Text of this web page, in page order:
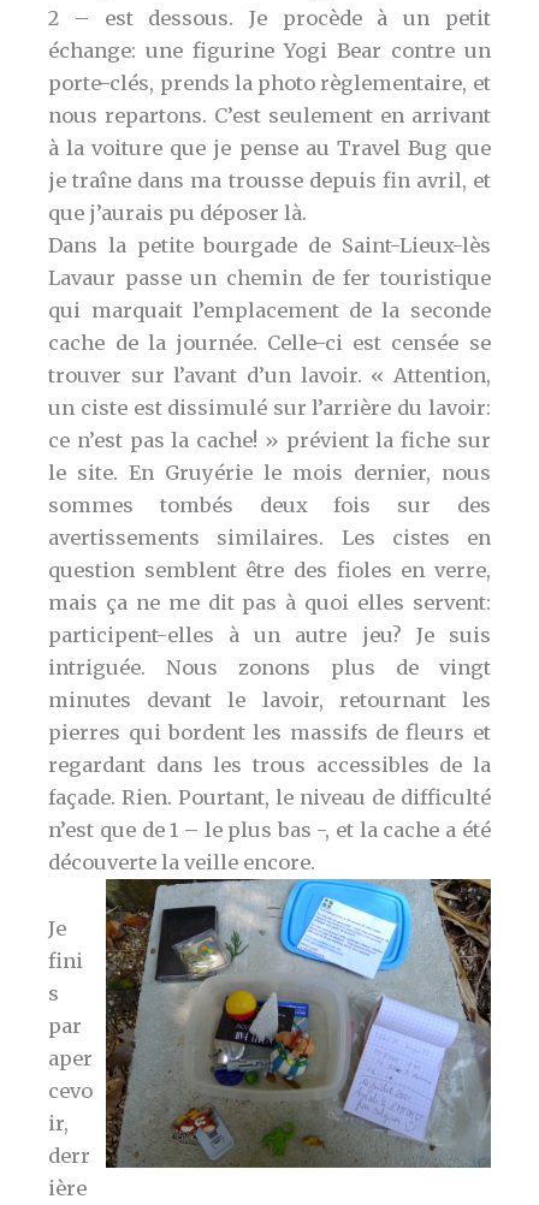
2 – est dessous. Je procède à un petit
échange: une figurine Yogi Bear contre un
porte-clés, prends la photo règlementaire, et
nous repartons. C’est seulement en arrivant
à la voiture que je pense au Travel Bug que
je traîne dans ma trousse depuis fin avril, et
que j’aurais pu déposer là.
Dans la petite bourgade de Saint-Lieux-lès
Lavaur passe un chemin de fer touristique
qui marquait l’emplacement de la seconde
cache de la journée. Celle-ci est censée se
trouver sur l’avant d’un lavoir. « Attention,
un ciste est dissimulé sur l’arrière du lavoir:
ce n’est pas la cache! » prévient la fiche sur
le site. En Gruyérie le mois dernier, nous
sommes tombés deux fois sur des
avertissements similaires. Les cistes en
question semblent être des fioles en verre,
mais ça ne me dit pas à quoi elles servent:
participent-elles à un autre jeu? Je suis
intriguée. Nous zonons plus de vingt
minutes devant le lavoir, retournant les
pierres qui bordent les massifs de fleurs et
regardant dans les trous accessibles de la
façade. Rien. Pourtant, le niveau de difficulté
n’est que de 1 – le plus bas -, et la cache a été
découverte la veille encore.
Je
fini
s
par
aper
cevo
ir,
derr
ière